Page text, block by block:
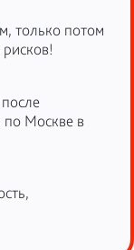
только потом
по Москве в